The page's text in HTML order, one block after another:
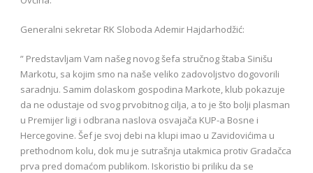
Generalni sekretar RK Sloboda Ademir Hajdarhodžić:
” Predstavljam Vam našeg novog šefa stručnog štaba Sinišu
Markotu, sa kojim smo na naše veliko zadovoljstvo dogovorili
saradnju. Samim dolaskom gospodina Markote, klub pokazuje
da ne odustaje od svog prvobitnog cilja, a to je što bolji plasman
u Premijer ligi i odbrana naslova osvajača KUP-a Bosne i
Hercegovine. Šef je svoj debi na klupi imao u Zavidovićima u
prethodnom kolu, dok mu je sutrašnja utakmica protiv Gradačca
prva pred domaćom publikom. Iskoristio bi priliku da se